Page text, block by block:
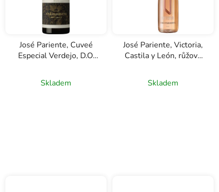
José Pariente, Cuveé
Especial Verdejo, D.O.
Skladem
José Pariente, Victoria,
Castila y León, růžové
Skladem